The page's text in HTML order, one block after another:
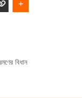
বিধান